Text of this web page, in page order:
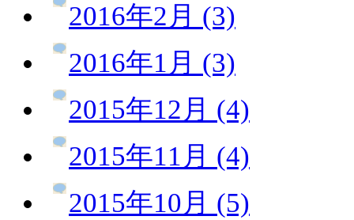
2016年2月 (3)
2016年1月 (3)
2015年12月 (4)
2015年11月 (4)
2015年10月 (5)